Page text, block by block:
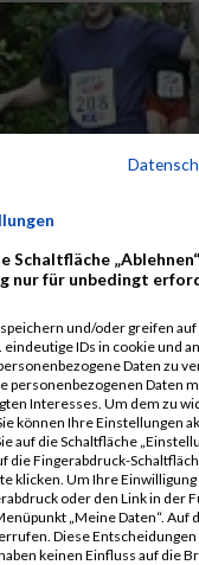
Schaltfläche
nur für unbedingt
und/oder greifen
eindeutige IDs in cookie und
Daten zu
personenbezogenen Daten
Interesses. Um dem zu
können Ihre Einstellungen
auf die Schaltfläche
die Fingerabdruck-
klicken. Um Ihre
oder den Link in der
„Meine Daten“. Auf
Diese
keinen Einfluss auf die